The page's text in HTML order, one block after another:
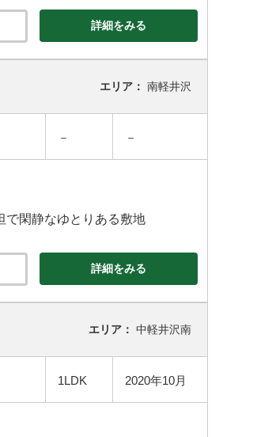
詳細をみる
エリア： 南軽井沢
－ －
閑静なゆとりある敷地
詳細をみる
エリア： 中軽井沢南
1LDK 2020年10月